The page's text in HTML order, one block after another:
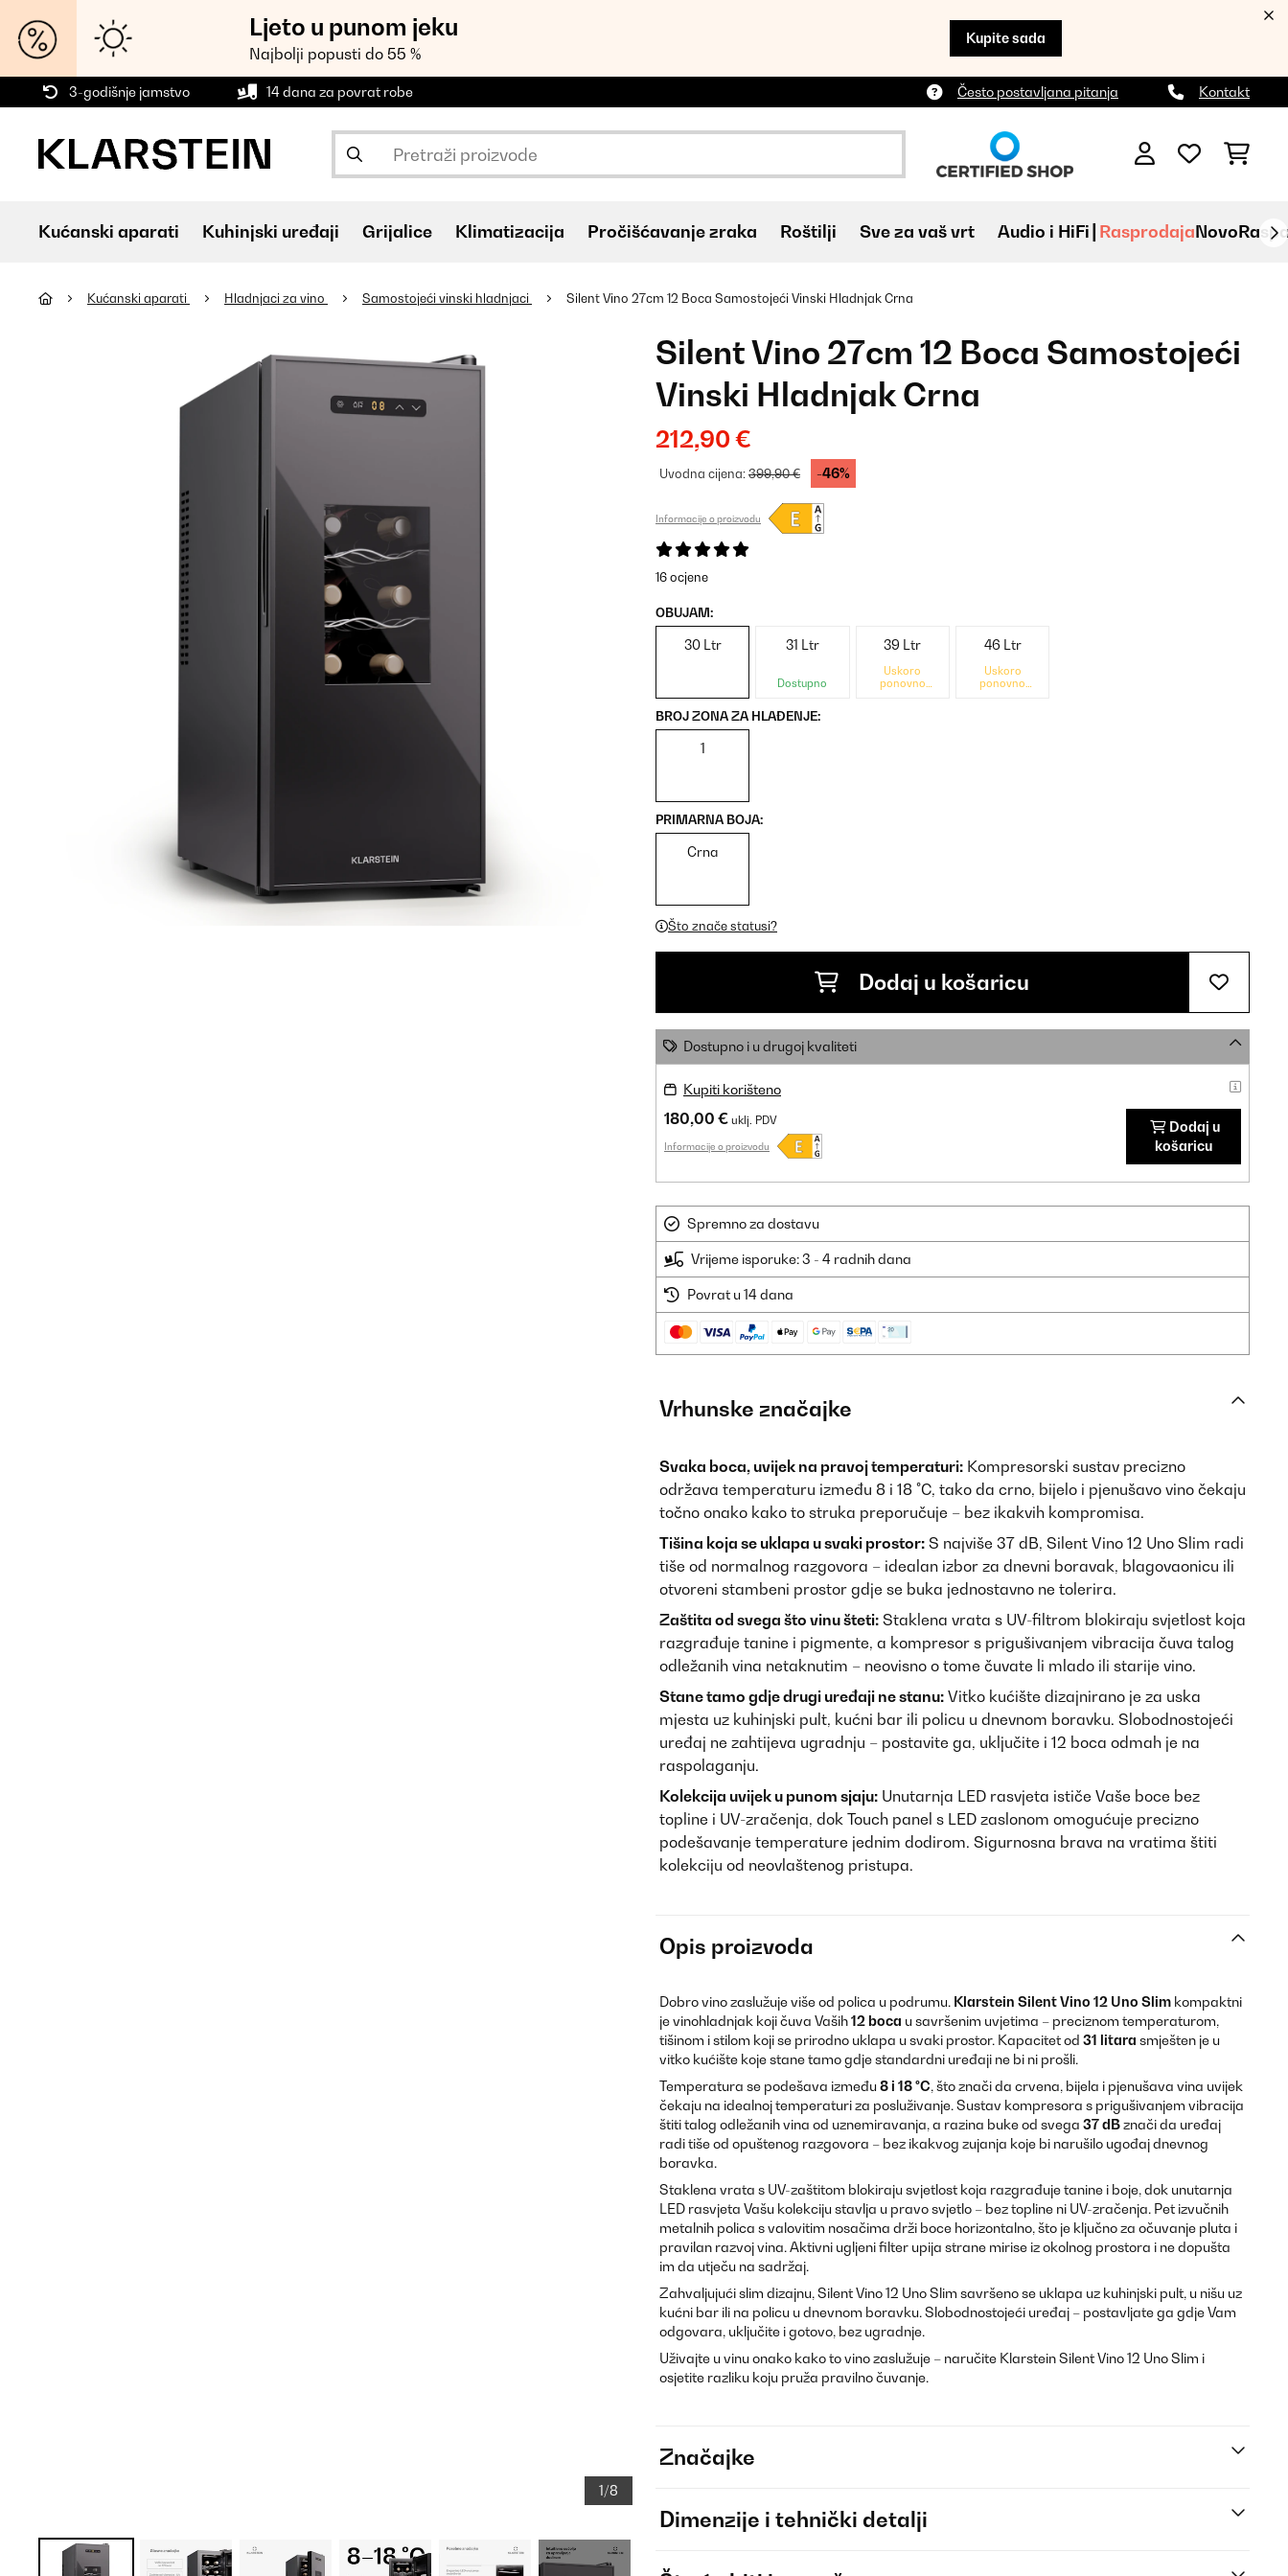
Ljeto u punom jeku
Najbolji popusti do 55 %
Kupite sada
3-godišnje jamstvo 14 dana za povrat robe Često postavljana pitanja Kontakt
Kućanski aparati Kuhinjski uređaji Grijalice Klimatizacija Pročišćavanje zraka Roštilji Sve za vaš vrt Audio i HiFi RasprodajaNovo
Kućanski aparati Hladnjaci za vino Samostojeći vinski hladnjaci Silent Vino 27cm 12 Boca Samostojeći Vinski Hladnjak Crna
1/8
Silent Vino 27cm 12 Boca Samostojeći
Vinski Hladnjak Crna
212,90 €
Uvodna cijena:399,90 € -46%
Informacije o proizvodu
16 ocjene
OBUJAM:
30 Ltr 31 Ltr
Dostupno
39 Ltr
Uskoro
ponovno
46 Ltr
Uskoro
ponovno
BROJ ZONA ZA HLAĐENJE:
1
PRIMARNA BOJA:
Crna
Što znače statusi?
Dodaj u košaricu
Dostupno i u drugoj kvaliteti
Kupiti korišteno
180,00 € uklj. PDV
Informacije o proizvodu
Dodaj u
košaricu
Spremno za dostavu
Vrijeme isporuke: 3 - 4 radnih dana
Povrat u 14 dana
Vrhunske značajke
Svaka boca, uvijek na pravoj temperaturi: Kompresorski sustav precizno
održava temperaturu između 8 i 18 °C, tako da crno, bijelo i pjenušavo vino čekaju
točno onako kako to struka preporučuje – bez ikakvih kompromisa.
Tišina koja se uklapa u svaki prostor: S najviše 37 dB, Silent Vino 12 Uno Slim radi
tiše od normalnog razgovora – idealan izbor za dnevni boravak, blagovaonicu ili
otvoreni stambeni prostor gdje se buka jednostavno ne tolerira.
Zaštita od svega što vinu šteti: Staklena vrata s UV-filtrom blokiraju svjetlost koja
razgrađuje tanine i pigmente, a kompresor s prigušivanjem vibracija čuva talog
odležanih vina netaknutim – neovisno o tome čuvate li mlado ili starije vino.
Stane tamo gdje drugi uređaji ne stanu: Vitko kućište dizajnirano je za uska
mjesta uz kuhinjski pult, kućni bar ili policu u dnevnom boravku. Slobodnostojeći
uređaj ne zahtijeva ugradnju – postavite ga, uključite i 12 boca odmah je na
raspolaganju.
Kolekcija uvijek u punom sjaju: Unutarnja LED rasvjeta ističe Vaše boce bez
topline i UV-zračenja, dok Touch panel s LED zaslonom omogućuje precizno
podešavanje temperature jednim dodirom. Sigurnosna brava na vratima štiti
kolekciju od neovlaštenog pristupa.
Opis proizvoda
Dobro vino zaslužuje više od polica u podrumu. Klarstein Silent Vino 12 Uno Slim kompaktni
je vinohladnjak koji čuva Vaših12 boca u savršenim uvjetima – preciznom temperaturom,
tišinom i stilom koji se prirodno uklapa u svaki prostor. Kapacitet od 31 litara smješten je u
vitko kućište koje stane tamo gdje standardni uređaji ne bi ni prošli.
Temperatura se podešava između 8 i 18 °C, što znači da crvena, bijela i pjenušava vina uvijek
čekaju na idealnoj temperaturi za posluživanje. Sustav kompresora s prigušivanjem vibracija
štiti talog odležanih vina od uznemiravanja, a razina buke od svega 37 dBznači da uređaj
radi tiše od opuštenog razgovora – bez ikakvog zujanja koje bi narušilo ugođaj dnevnog
boravka.
Staklena vrata s UV-zaštitom blokiraju svjetlost koja razgrađuje tanine i boje, dok unutarnja
LED rasvjeta Vašu kolekciju stavlja u pravo svjetlo – bez topline ni UV-zračenja. Pet izvučnih
metalnih polica s valovitim nosačima drži boce horizontalno, što je ključno za očuvanje pluta i
pravilan razvoj vina. Aktivni ugljeni filter upija strane mirise iz okolnog prostora i ne dopušta
im da utječu na sadržaj.
Zahvaljujući slim dizajnu, Silent Vino 12 Uno Slim savršeno se uklapa uz kuhinjski pult, u nišu uz
kućni bar ili na policu u dnevnom boravku. Slobodnostojeći uređaj – postavljate ga gdje Vam
odgovara, uključite i gotovo, bez ugradnje.
Uživajte u vinu onako kako to vino zaslužuje – naručite Klarstein Silent Vino 12 Uno Slim i
osjetite razliku koju pruža pravilno čuvanje.
Značajke
Dimenzije i tehnički detalji